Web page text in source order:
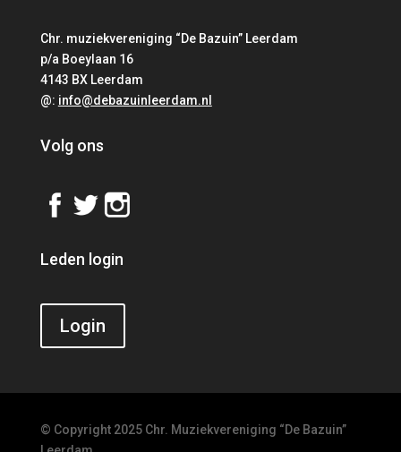
Chr. muziekvereniging “De Bazuin” Leerdam
p/a Boeylaan 16
4143 BX Leerdam
@: info@debazuinleerdam.nl
Volg ons
Leden login
Login
© Copyright 2025 Chr. Muziekvereniging “De Bazuin”